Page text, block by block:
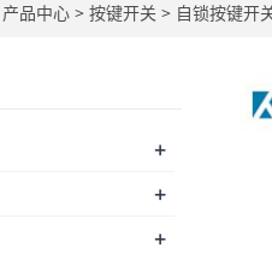
产品中心 > 按键开关 > 自锁按键开
+
+
+